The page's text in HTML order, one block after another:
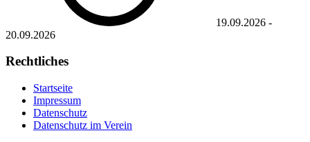
19.09.2026 -
20.09.2026
Rechtliches
Startseite
Impressum
Datenschutz
Datenschutz im Verein